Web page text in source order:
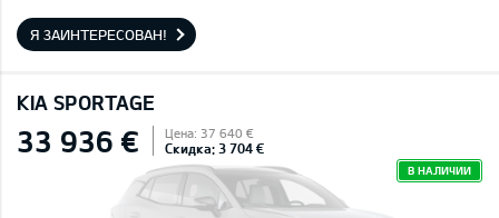
Я ЗАИНТЕРЕСОВАН!
KIA SPORTAGE
33 936 € Цена: 37 640 €
Скидка: 3 704 €
В НАЛИЧИИ